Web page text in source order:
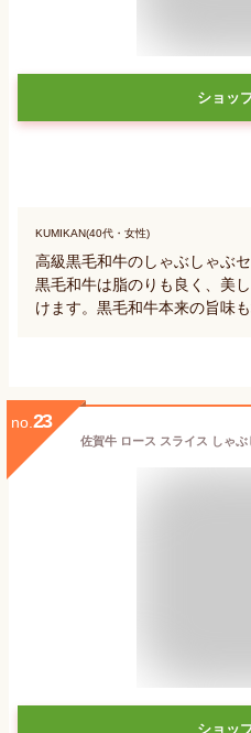
ショッ
KUMIKAN(40代・女性)
高級黒毛和牛のしゃぶしゃぶ
黒毛和牛は脂のりも良く、美
けます。黒毛和牛本来の旨味も
no. 23
ショッ